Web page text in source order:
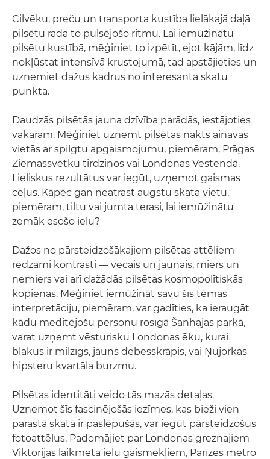
Cilvēku, preču un transporta kustība lielākajā daļā
pilsētu rada to pulsējošo ritmu. Lai iemūžinātu
pilsētu kustībā, mēģiniet to izpētīt, ejot kājām, līdz
nokļūstat intensīvā krustojumā, tad apstājieties un
uzņemiet dažus kadrus no interesanta skatu
punkta.
Daudzās pilsētās jauna dzīvība parādās, iestājoties
vakaram. Mēģiniet uzņemt pilsētas nakts ainavas
vietās ar spilgtu apgaismojumu, piemēram, Prāgas
Ziemassvētku tirdziņos vai Londonas Vestendā.
Lieliskus rezultātus var iegūt, uzņemot gaismas
ceļus. Kāpēc gan neatrast augstu skata vietu,
piemēram, tiltu vai jumta terasi, lai iemūžinātu
zemāk esošo ielu?
Dažos no pārsteidzošākajiem pilsētas attēliem
redzami kontrasti — vecais un jaunais, miers un
nemiers vai arī dažādās pilsētas kosmopolītiskās
kopienas. Mēģiniet iemūžināt savu šīs tēmas
interpretāciju, piemēram, var gadīties, ka ieraugāt
kādu meditējošu personu rosīgā Šanhajas parkā,
varat uzņemt vēsturisku Londonas ēku, kurai
blakus ir milzīgs, jauns debesskrāpis, vai Ņujorkas
hipsteru kvartāla burzmu.
Pilsētas identitāti veido tās mazās detaļas.
Uzņemot šīs fascinējošās iezīmes, kas bieži vien
parastā skatā ir paslēpušās, var iegūt pārsteidzošus
fotoattēlus. Padomājiet par Londonas greznajiem
Viktorijas laikmeta ielu gaismekļiem, Parīzes metro